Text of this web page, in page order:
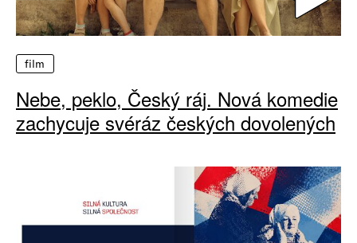
film
Nebe, peklo, Český ráj. Nová komedie
zachycuje svéráz českých dovolených